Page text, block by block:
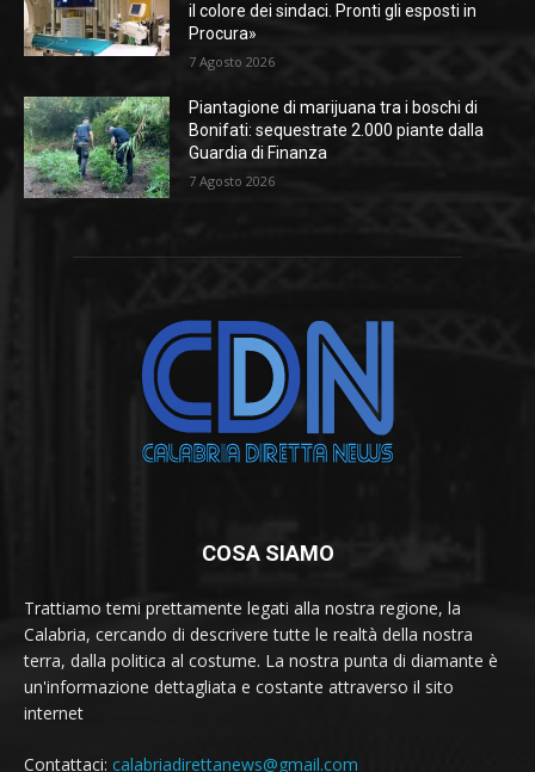
il colore dei sindaci. Pronti gli esposti in
Procura»
7 Agosto 2026
Piantagione di marijuana tra i boschi di
Bonifati: sequestrate 2.000 piante dalla
Guardia di Finanza
7 Agosto 2026
COSA SIAMO
Trattiamo temi prettamente legati alla nostra regione, la
Calabria, cercando di descrivere tutte le realtà della nostra
terra, dalla politica al costume. La nostra punta di diamante è
un'informazione dettagliata e costante attraverso il sito
internet
Contattaci: calabriadirettanews@gmail.com